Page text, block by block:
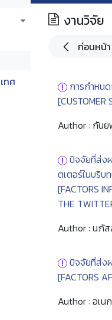
ทศ
งานวิจัย
ก่อนหน้า
การกำหน
[CUSTOMER
Author : กัน
ปัจจัยที่ส่ง
ตเตอร์ในบริบ
[FACTORS
THE
Author : นภั
ปัจจัยที่ส่ง
[FACTORS
Author : อเ